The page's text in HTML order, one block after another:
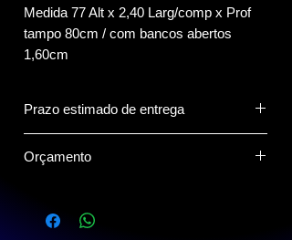
Medida 77 Alt x 2,40 Larg/comp x Prof
tampo 80cm / com bancos abertos
1,60cm
Prazo estimado de entrega
Orçamento
vendedor.